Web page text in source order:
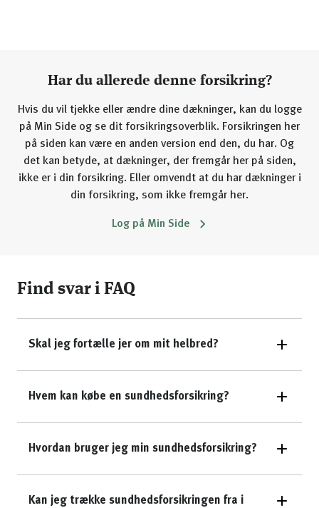
Har du allerede denne forsikring?
Hvis du vil tjekke eller ændre dine dækninger, kan du logge
på Min Side og se dit forsikringsoverblik. Forsikringen her
på siden kan være en anden version end den, du har. Og
det kan betyde, at dækninger, der fremgår her på siden,
ikke er i din forsikring. Eller omvendt at du har dækninger i
din forsikring, som ikke fremgår her.
Log på Min Side
Find svar i FAQ
Skal jeg fortælle jer om mit helbred?
Hvem kan købe en sundhedsforsikring?
Hvordan bruger jeg min sundhedsforsikring?
Kan jeg trække sundhedsforsikringen fra i